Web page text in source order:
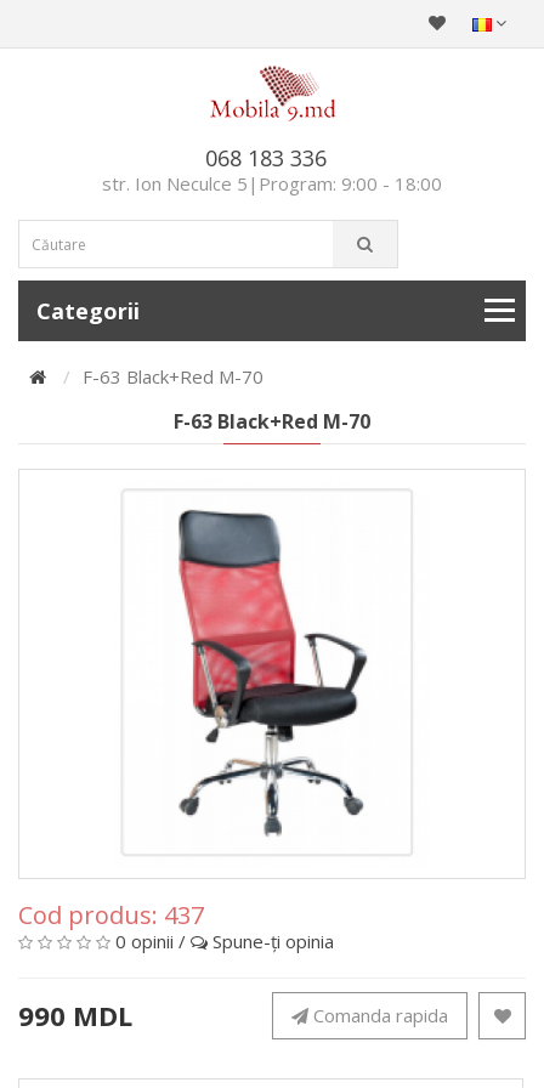
068 183 336
str. Ion Neculce 5|Program: 9:00 - 18:00
Categorii
F-63 Black+Red M-70
F-63 Black+Red M-70
Cod produs: 437
0 opinii / Spune-ţi opinia
990 MDL Comanda rapida